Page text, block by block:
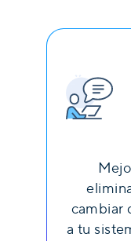
cambiar
a tu